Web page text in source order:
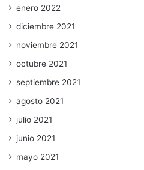
enero 2022
diciembre 2021
noviembre 2021
octubre 2021
septiembre 2021
agosto 2021
julio 2021
junio 2021
mayo 2021